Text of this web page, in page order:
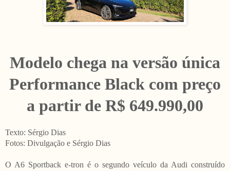
Modelo chega na versão única
Performance Black com preço
a partir de R$ 649.990,00
Texto: Sérgio Dias
Fotos: Divulgação e Sérgio Dias
O A6 Sportback e-tron é o segundo veículo da Audi construído